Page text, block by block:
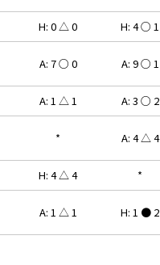
H: 0 △ 0 H: 4 ○ 1
A: 7 ○ 0 A: 9 ○ 1
A: 1 △ 1 A: 3 ○ 2
* A: 4 △ 4
H: 4 △ 4 *
A: 1 △ 1 H: 1 ● 2